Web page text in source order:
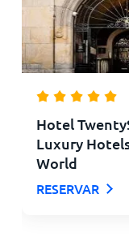
Hotel
Luxury
World
RESERVAR